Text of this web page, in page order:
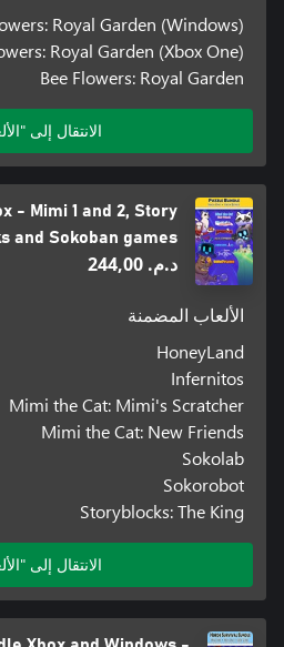
Royal Garden (Windows)
Royal Garden (Xbox One)
Bee Flowers: Royal Garden
الانتقال إلى
- Mimi 1 and 2, Story
and Sokoban games
د.م.‏ 244,00
الألعاب المضمنة
HoneyLand
Infernitos
Mimi the Cat: Mimi's Scratcher
Mimi the Cat: New Friends
Sokolab
Sokorobot
Storyblocks: The King
الانتقال إلى